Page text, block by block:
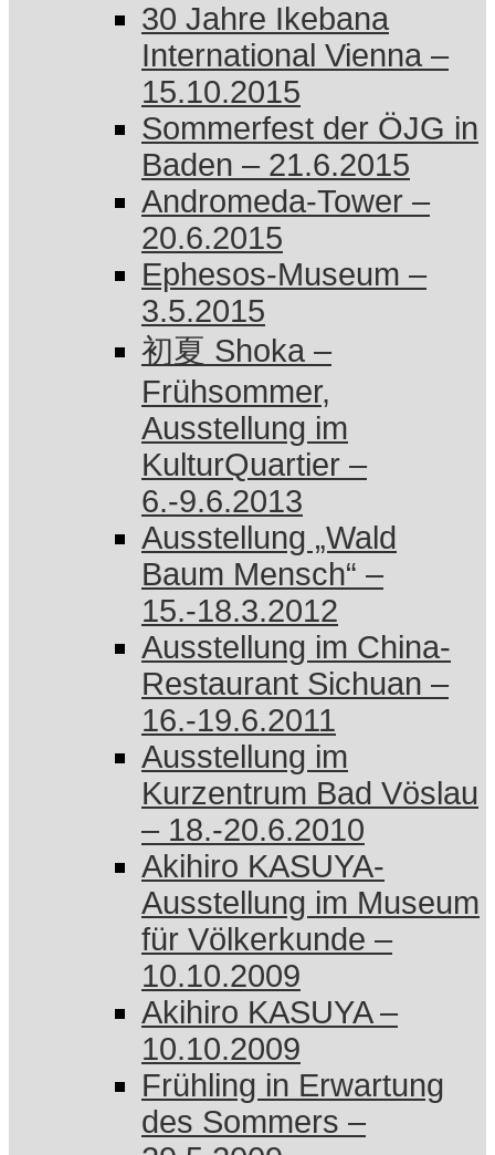
30 Jahre Ikebana
International Vienna –
15.10.2015
Sommerfest der ÖJG in
Baden – 21.6.2015
Andromeda-Tower –
20.6.2015
Ephesos-Museum –
3.5.2015
初夏 Shoka –
Frühsommer,
Ausstellung im
KulturQuartier –
6.-9.6.2013
Ausstellung „Wald
Baum Mensch“ –
15.-18.3.2012
Ausstellung im China-
Restaurant Sichuan –
16.-19.6.2011
Ausstellung im
Kurzentrum Bad Vöslau
– 18.-20.6.2010
Akihiro KASUYA-
Ausstellung im Museum
für Völkerkunde –
10.10.2009
Akihiro KASUYA –
10.10.2009
Frühling in Erwartung
des Sommers –